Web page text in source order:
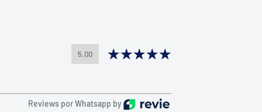
5.00
Reviews por Whatsapp by